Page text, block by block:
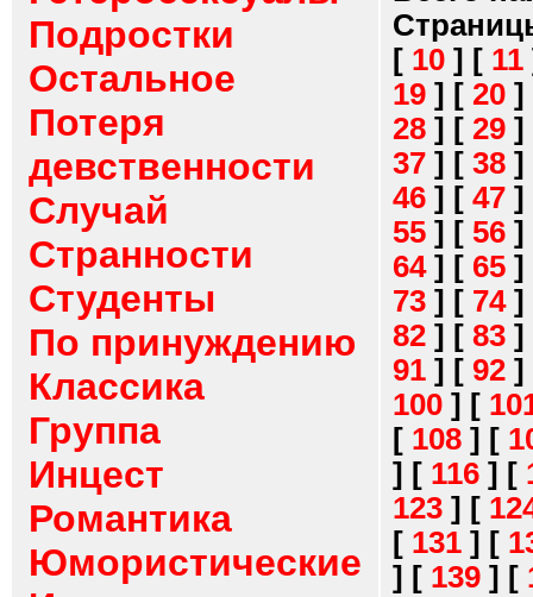
Подростки
Остальное
Потеря
девственности
Случай
Странности
Студенты
По принуждению
Классика
Группа
Инцест
Романтика
Юмористические
[ 10 ] [ 11
19 ] [ 20 ]
28 ] [ 29 ]
37 ] [ 38 ]
46 ] [ 47 ]
55 ] [ 56 ]
64] [ 65 ]
73 ] [ 74]
82 ] [ 83 ]
91 ] [ 92 ]
100 ] [
[ 108 ] [
] [ 116 ] [
123 ] [
[ 131 ] [
] [ 139 ] [